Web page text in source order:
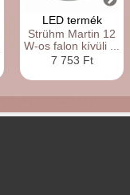
LED termék
Strühm Martin 12
W-os falon kívüli ...
7 753 Ft